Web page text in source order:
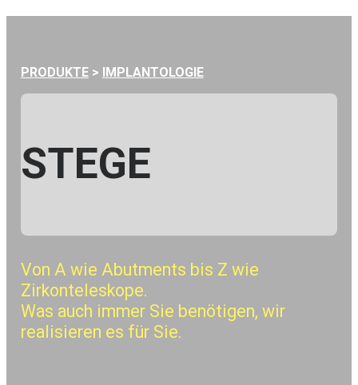
PRODUKTE> IMPLANTOLOGIE
STEGE
Von A wie Abutments bis Z wie
Zirkonteleskope.
Was auch immer Sie benötigen, wir
realisieren es für Sie.